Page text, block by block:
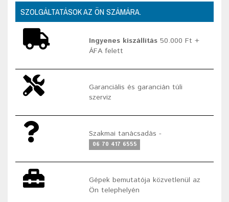
SZOLGÁLTATÁSOK AZ ÖN SZÁMÁRA.
Ingyenes kiszállítás 50.000 Ft +
ÁFA felett
Garanciális és garancián túli
szerviz
Szakmai tanácsadás -
06 70 417 6555
Gépek bemutatója közvetlenül az
Ön telephelyén